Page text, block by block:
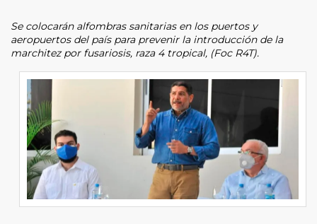
Se colocarán alfombras sanitarias en los puertos y
aeropuertos del país para prevenir la introducción de la
marchitez por fusariosis, raza 4 tropical, (Foc R4T).